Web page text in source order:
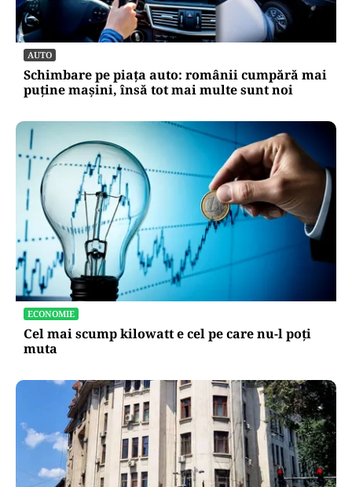
AUTO
Schimbare pe piața auto: românii cumpără mai
puține mașini, însă tot mai multe sunt noi
ECONOMIE
Cel mai scump kilowatt e cel pe care nu-l poți
muta